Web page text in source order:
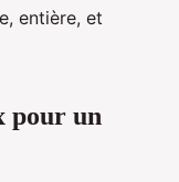
entière, et
pour un